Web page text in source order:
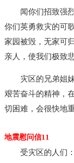
闻你们招致强
你们英勇救灾的可
家园被毁，无家可
亲人，使我们极致
灾区的兄弟姐
艰苦奋斗的精神，
切困难，会很快地
地震慰问信11
受灾区的人们：